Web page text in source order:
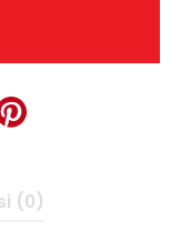
(0)